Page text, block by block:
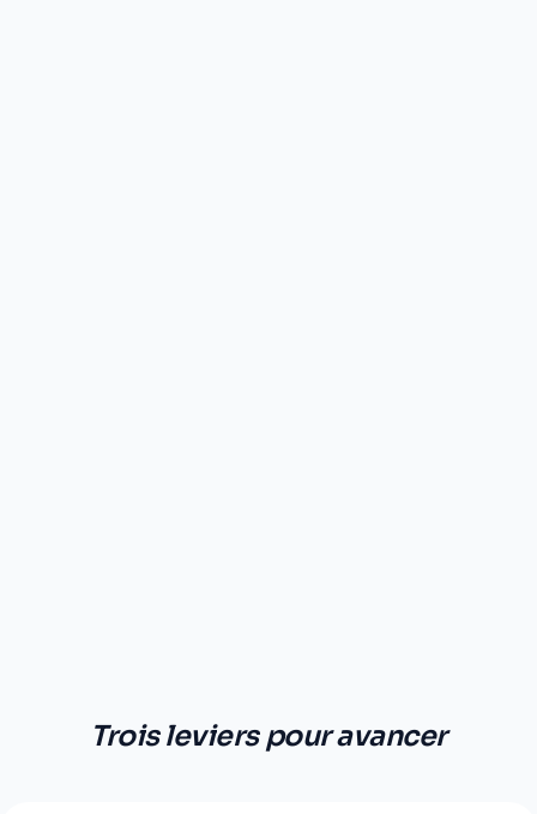
Trois leviers pour avancer